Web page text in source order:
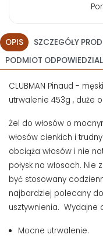
OPIS SZCZEGÓŁY
PODMIOT
CLUBMAN Pinaud -
utrwalenie 453g , duże
Żel do włosów o
włosów cienkich i
obciąża włosów i nie
połysk na włosach. Nie
być stosowany
najbardziej polecany
usztywnienia. Wydajne
Mocne utrwalenie.